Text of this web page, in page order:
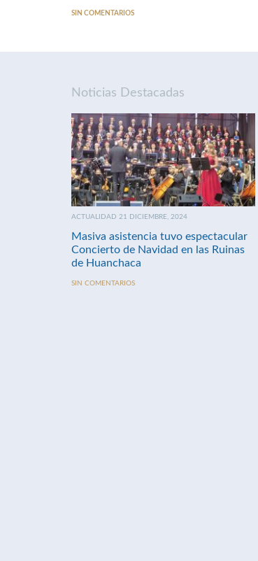
SIN COMENTARIOS
Noticias Destacadas
ACTUALIDAD 21 DICIEMBRE, 2024
Masiva asistencia tuvo espectacular
Concierto de Navidad en las Ruinas
de Huanchaca
SIN COMENTARIOS